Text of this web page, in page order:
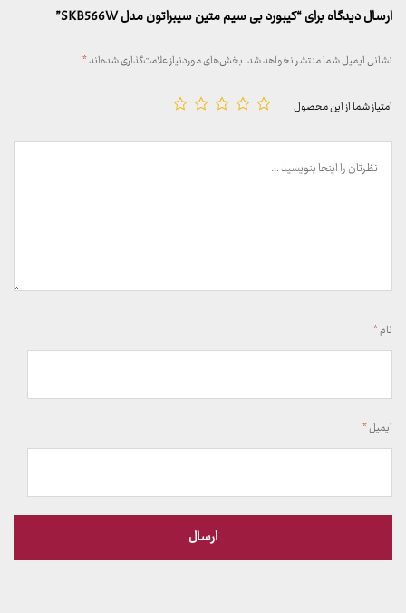
ارسال دیدگاه برای “کیبورد بی سیم متین سیبراتون مدل SKB566W”
نشانی ایمیل شما منتشر نخواهد شد.بخش‌های موردنیاز علامت‌گذاری شده‌اند*
امتیاز شما از این محصول
نام*
ایمیل*